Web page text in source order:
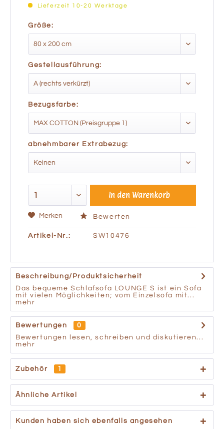
Lieferzeit 10-20 Werktage
Größe:
Gestellausführung:
Bezugsfarbe:
abnehmbarer Extrabezug:
In den Warenkorb
Merken Bewerten
Artikel-Nr.: SW10476
Beschreibung/Produktsicherheit
Das bequeme Schlafsofa LOUNGE S ist ein Sofa
mit vielen Möglichkeiten; vom Einzelsofa mit...
mehr
Bewertungen
0
Bewertungen lesen, schreiben und diskutieren...
mehr
Zubehör 1
Ähnliche Artikel
Kunden haben sich ebenfalls angesehen